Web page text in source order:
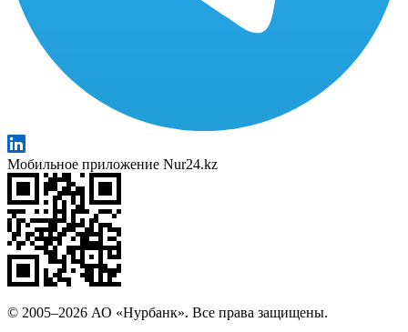
Мобильное приложение Nur24.kz
© 2005–2026 АО «Нурбанк». Все права защищены.